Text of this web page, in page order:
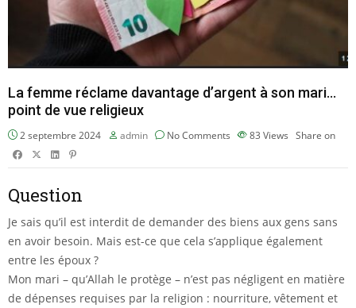
La femme réclame davantage d’argent à son mari…
point de vue religieux
2 septembre 2024 admin No Comments 83 Views Share on
Question
Je sais qu’il est interdit de demander des biens aux gens sans
en avoir besoin. Mais est-ce que cela s’applique également
entre les époux ?
Mon mari – qu’Allah le protège – n’est pas négligent en matière
de dépenses requises par la religion : nourriture, vêtement et